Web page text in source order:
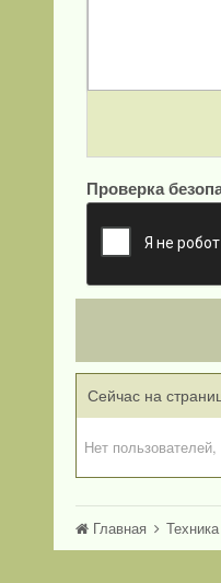
Проверка
Сейчас на
Нет
Главная